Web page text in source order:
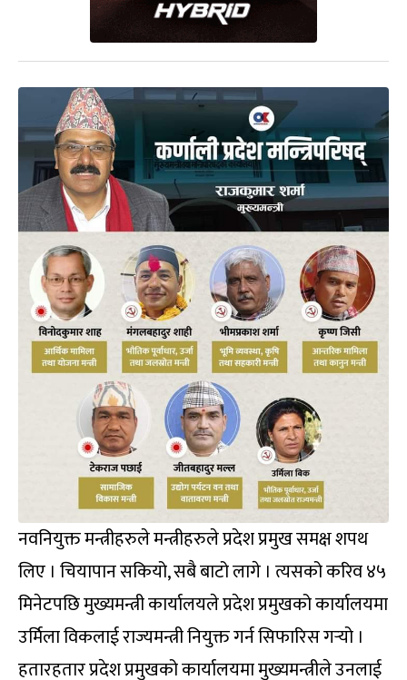
नवनियुक्त मन्त्रीहरुले मन्त्रीहरुले प्रदेश प्रमुख समक्ष शपथ
लिए । चियापान सकियो, सबै बाटो लागे । त्यसको करिव ४५
मिनेटपछि मुख्यमन्त्री कार्यालयले प्रदेश प्रमुखको कार्यालयमा
उर्मिला विकलाई राज्यमन्त्री नियुक्त गर्न सिफारिस गर्‍यो ।
हतारहतार प्रदेश प्रमुखको कार्यालयमा मुख्यमन्त्रीले उनलाई